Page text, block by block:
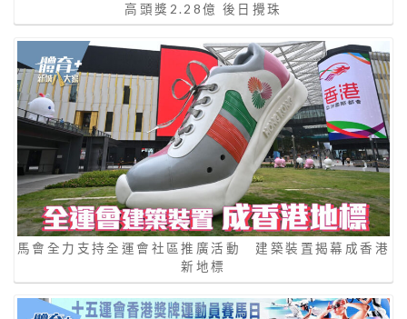
高頭獎2.28億 後日攪珠
馬會全力支持全運會社區推廣活動 建築裝置揭幕成香港
新地標